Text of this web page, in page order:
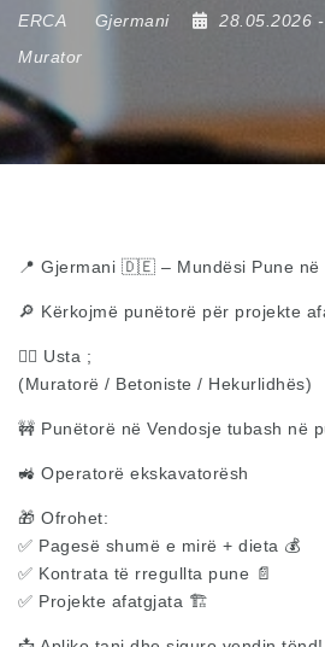
ERCA Gjermani 28.05.2026
Murator
📍 Gjermani 🇩🇪 – Mundësi Pune në
🔎 Kërkojmë punëtorë për projekte
👷‍♂️ Usta ;
(Muratorë / Betoniste / Hekurlidhës)
🚧 Punëtorë në Vendosje tubash në
🚜 Operatorë ekskavatorësh
🎁 Ofrohet:
✅ Pagesë shumë e mirë + dieta 💰
✅ Kontrata të rregullta pune 📄
✅ Projekte afatgjata 🏗️